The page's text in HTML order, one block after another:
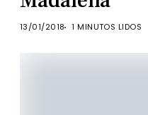
13/01/2018 1 MINUTOS LIDOS